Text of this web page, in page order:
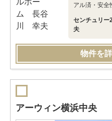
アル済・安全
センチュリ
夫
物件を
アーウィン横浜中央